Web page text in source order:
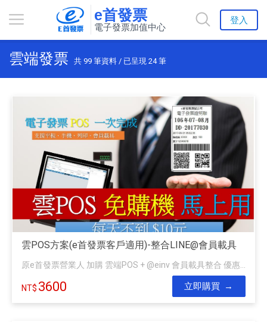
e首發票
電子發票加值中心
登入
雲端發票 共 99 筆資料 / 已呈現 24筆
雲POS方案(e首發票客戶適用)-整合LINE@會員載具
原e首發票營業人 加購 雲端POS + @einv 會員載具整合 優惠...
3600 立即購買